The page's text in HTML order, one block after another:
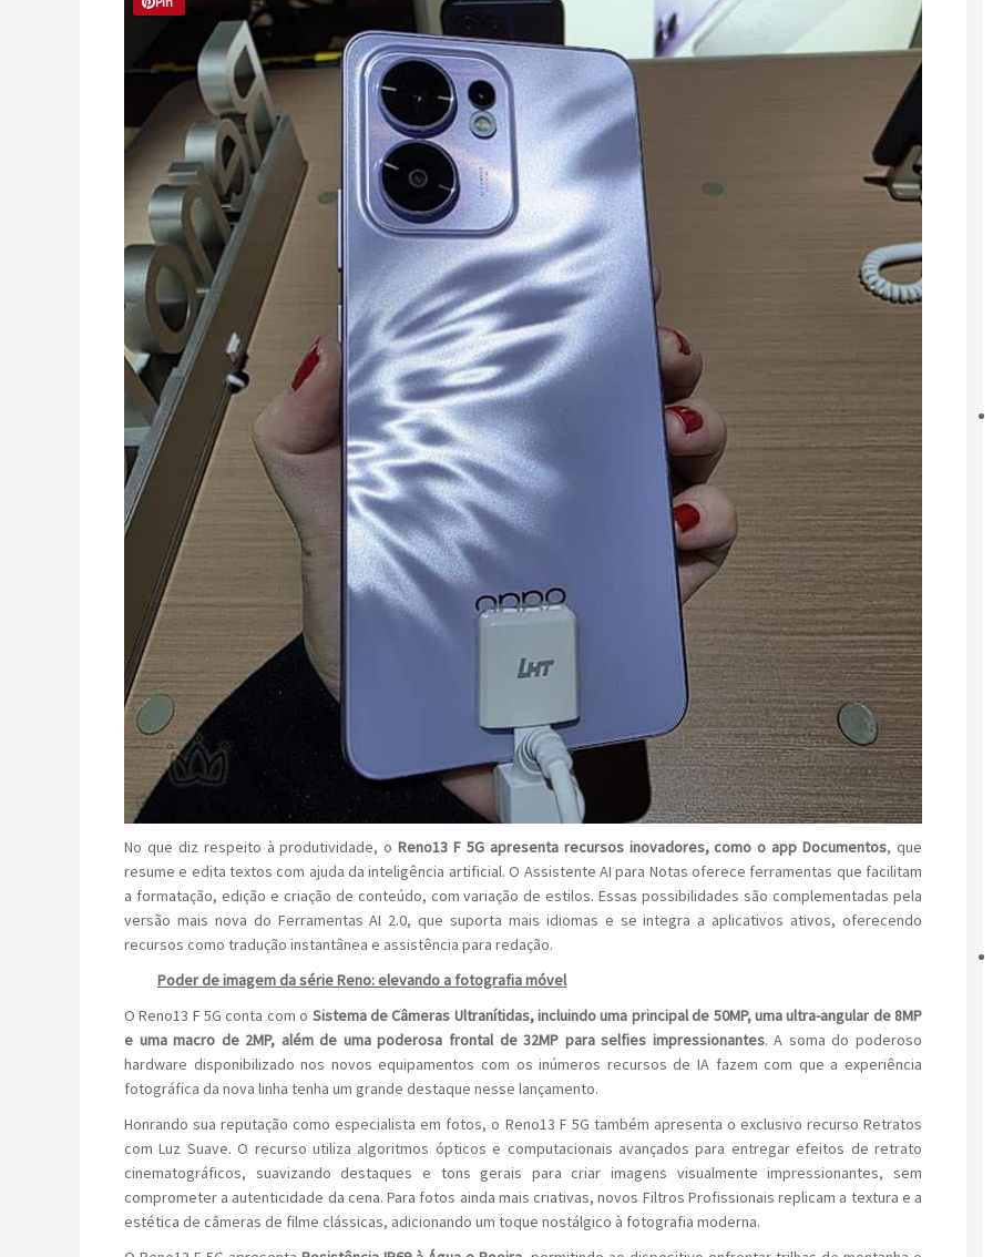
No que diz respeito à produtividade, oReno13 F 5G apresenta recursos inovadores, como o app Documentos, que
resume e edita textos com ajuda da inteligência artificial. O Assistente AI para Notas oferece ferramentas que facilitam
a formatação, edição e criação de conteúdo, com variação de estilos. Essas possibilidades são complementadas pela
versão mais nova do Ferramentas AI 2.0, que suporta mais idiomas e se integra a aplicativos ativos, oferecendo
recursos como tradução instantânea e assistência para redação.
Poder de imagem da série Reno: elevando a fotografia móvel
O Reno13 F 5G conta com o Sistema de Câmeras Ultranítidas, incluindo uma principal de 50MP, uma ultra-angular de 8MP
e uma macro de 2MP, além de uma poderosa frontal de 32MP para selfies impressionantes. A soma do poderoso
hardware disponibilizado nos novos equipamentos com os inúmeros recursos de IA fazem com que a experiência
fotográfica da nova linha tenha um grande destaque nesse lançamento.
Honrando sua reputação como especialista em fotos, o Reno13 F 5G também apresenta o exclusivo recurso Retratos
com Luz Suave. O recurso utiliza algoritmos ópticos e computacionais avançados para entregar efeitos de retrato
cinematográficos, suavizando destaques e tons gerais para criar imagens visualmente impressionantes, sem
comprometer a autenticidade da cena. Para fotos ainda mais criativas, novos Filtros Profissionais replicam a textura e a
estética de câmeras de filme clássicas, adicionando um toque nostálgico à fotografia moderna.